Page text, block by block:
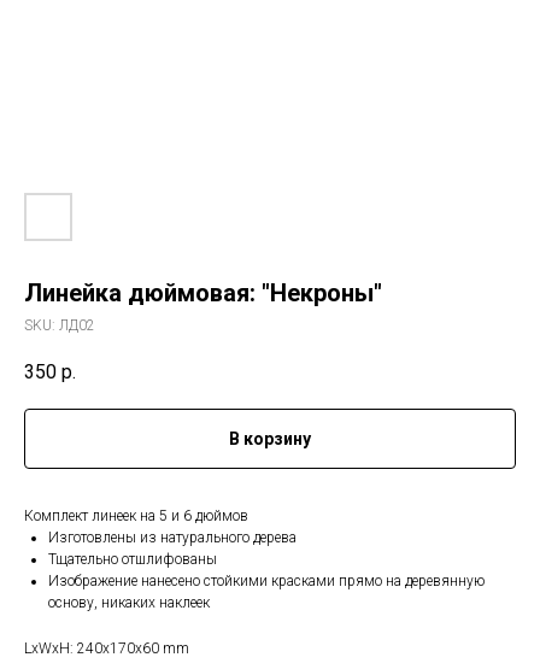
Линейка дюймовая: "Некроны"
SKU: ЛД02
350 р.
В корзину
Комплект линеек на 5 и 6 дюймов
Изготовлены из натурального дерева
Тщательно отшлифованы
Изображение нанесено стойкими красками прямо на деревянную
основу, никаких наклеек
LxWxH: 240x170x60 mm